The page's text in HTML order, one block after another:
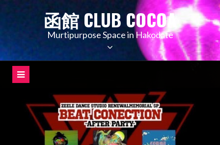
ツ
函館 CLUB COCOA
Murtipurpose Space in Hakodate